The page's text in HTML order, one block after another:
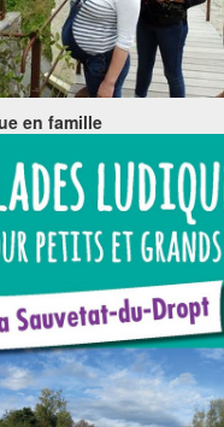
en famille